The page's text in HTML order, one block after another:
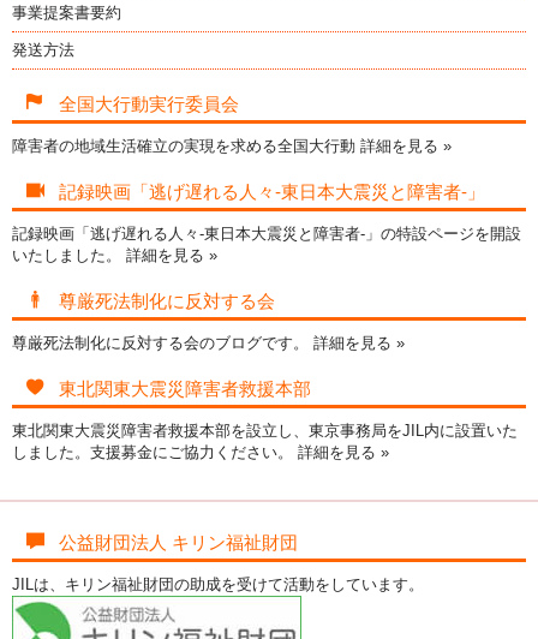
事業提案書要約
発送方法
全国大行動実行委員会
障害者の地域生活確立の実現を求める全国大行動 詳細を見る »
記録映画「逃げ遅れる人々-東日本大震災と障害者-」
記録映画「逃げ遅れる人々-東日本大震災と障害者-」の特設ページを開設
いたしました。 詳細を見る »
尊厳死法制化に反対する会
尊厳死法制化に反対する会のブログです。 詳細を見る »
東北関東大震災障害者救援本部
東北関東大震災障害者救援本部を設立し、東京事務局をJIL内に設置いた
しました。支援募金にご協力ください。 詳細を見る »
公益財団法人 キリン福祉財団
JILは、キリン福祉財団の助成を受けて活動をしています。